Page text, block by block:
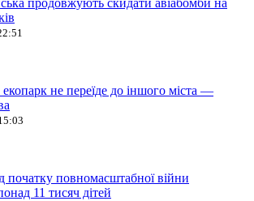
продовжують скидати авіабомби на
не переїде до іншого міста —
початку повномасштабної війни
11 тисяч дітей